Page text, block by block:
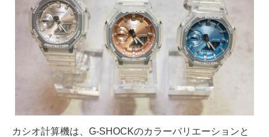
カシオ計算機は、G-SHOCKのカラーバリエーションと